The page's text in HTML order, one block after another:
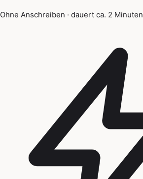
Ohne Anschreiben · dauert ca. 2 Minuten